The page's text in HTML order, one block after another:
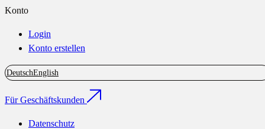
Konto
Login
Konto erstellen
DeutschEnglish
Für Geschäftskunden
Datenschutz